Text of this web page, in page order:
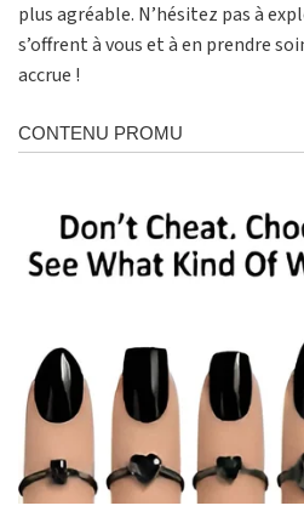
plus agréable. N’hésitez pas à
s’offrent à vous et à en prendre
accrue !